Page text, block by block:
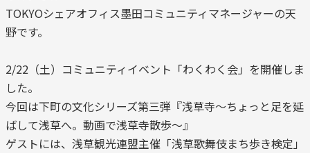
TOKYOシェアオフィス墨田コミュニティマネージャーの天
野です。
2/22（土）コミュニティイベント「わくわく会」を開催しま
した。
今回は下町の文化シリーズ第三弾『浅草寺～ちょっと足を延
ばして浅草へ。動画で浅草寺散歩～』
ゲストには、浅草観光連盟主催「浅草歌舞伎まち歩き検定」